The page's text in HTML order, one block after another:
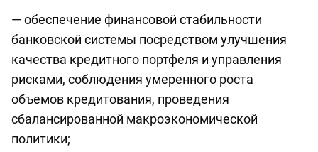
— обеспечение финансовой стабильности
банковской системы посредством улучшения
качества кредитного портфеля и управления
рисками, соблюдения умеренного роста
объемов кредитования, проведения
сбалансированной макроэкономической
политики;